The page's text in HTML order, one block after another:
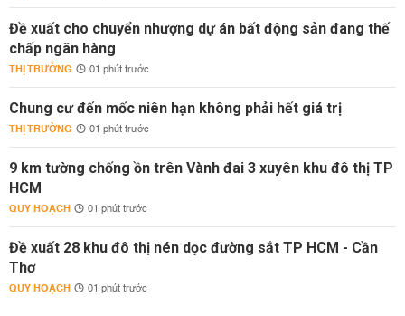
Đề xuất cho chuyển nhượng dự án bất động sản đang thế
chấp ngân hàng
THỊ TRƯỜNG 01 phút trước
Chung cư đến mốc niên hạn không phải hết giá trị
THỊ TRƯỜNG 01 phút trước
9 km tường chống ồn trên Vành đai 3 xuyên khu đô thị TP
HCM
QUY HOẠCH 01 phút trước
Đề xuất 28 khu đô thị nén dọc đường sắt TP HCM - Cần
Thơ
QUY HOẠCH 01 phút trước